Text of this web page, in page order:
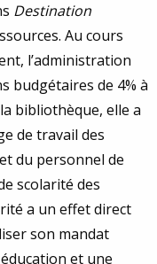
Destination
Au cours
l’administration
budgétaires de 4% à
bibliothèque, elle a
de travail des
du personnel de
scolarité des
a un effet direct
son mandat
et une